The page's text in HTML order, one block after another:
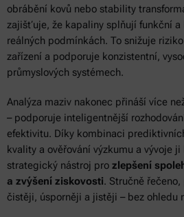
obrábění kovů nebo stability
zajišťuje, že kapaliny splňují funkční a
reálných podmínkách. To snižuje
zařízení a podporuje konzistentní,
průmyslových systémech.
Analýza maziv nakonec přináší více
– podporuje inteligentnější
efektivitu. Díky kombinaci
kvality a ověřování výzkumu a vývoje
strategický nástroj pro zlepšení
a zvýšení ziskovosti. Stručně
čistěji, úsporněji a jistěji – bez ohledu